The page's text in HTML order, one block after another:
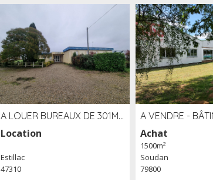
A LOUER BUREAUX DE 301M2 SUR LE SITE DE L'AÉROPORT AGEN LA GARENNE
Location
Estillac
47310
Achat
1500m²
Soudan
79800